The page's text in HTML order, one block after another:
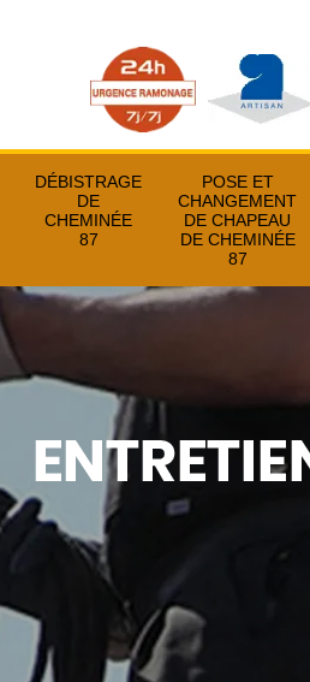
DÉBISTRAGE
DE
CHEMINÉE
87
POSE ET
CHANGEMENT
DE CHAPEAU
DE CHEMINÉE
87